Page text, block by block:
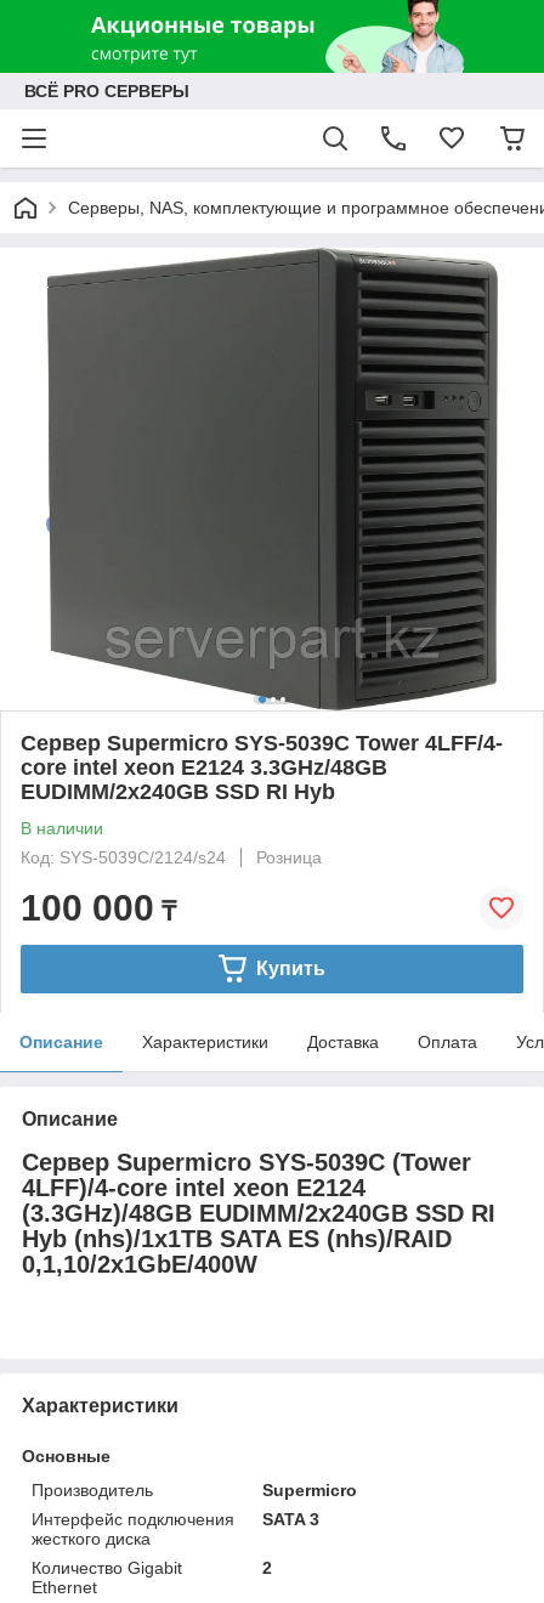
ВСЁ PRO СЕРВЕРЫ
Серверы, NAS, комплектующие и программное
Сервер Supermicro SYS-5039C Tower 4LFF/4-
core intel xeon E2124 3.3GHz/48GB
EUDIMM/2x240GB SSD RI Hyb
В наличии
Код: SYS-5039C/2124/s24
Розница
100 000 ₸
Купить
Описание Характеристики Доставка Оплата
Описание
Сервер Supermicro SYS-5039C (Tower
4LFF)/4-core intel xeon E2124
(3.3GHz)/48GB EUDIMM/2x240GB SSD RI
Hyb (nhs)/1x1TB SATA ES (nhs)/RAID
0,1,10/2x1GbE/400W
Характеристики
Основные
Производитель
Supermicro
Интерфейс подключения
жесткого диска
SATA 3
Количество Gigabit
Ethernet
2